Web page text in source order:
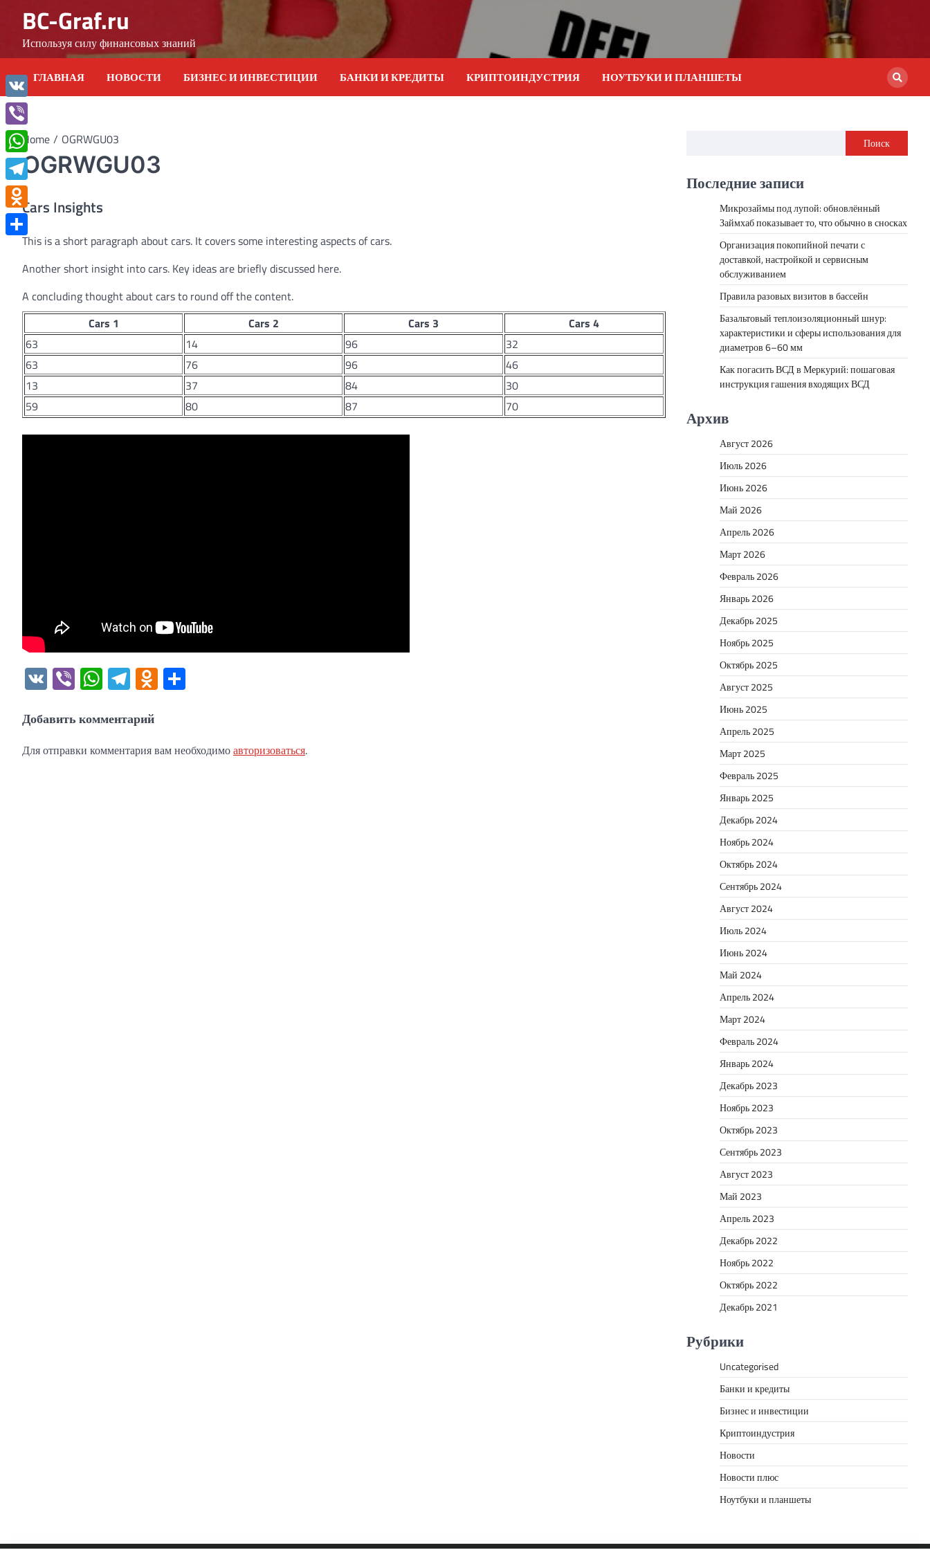
content
BC-Graf.ru
Используя силу финансовых знаний
ГЛАВНАЯ НОВОСТИ БИЗНЕС И ИНВЕСТИЦИИ БАНКИ И КРЕДИТЫ КРИПТОИНДУСТРИЯ НОУТБУКИ И ПЛАНШЕТЫ
Home OGRWGU03
OGRWGU03
Cars Insights
This is a short paragraph about cars. It covers some interesting aspects of cars.
Another short insight into cars. Key ideas are briefly discussed here.
A concluding thought about cars to round off the content.
Cars 1
Cars 2 Cars 3
Cars 4
63
14 96
32
63
76 96
46
13
37 84
30
59
80 87 70
VK ViberWhatsApp
Telegram
Odnoklassniki
Добавить комментарий
Для отправки комментария вам необходимоавторизоваться.
Поиск
Последние записи
Микрозаймы под лупой: обновлённый
Займхаб показывает то, что обычно в сносках
Организация покопийной печати с
доставкой, настройкой и сервисным
обслуживанием
Правила разовых визитов в бассейн
Базальтовый теплоизоляционный шнур:
характеристики и сферы использования для
диаметров 6–60 мм
Как погасить ВСД в Меркурий: пошаговая
инструкция гашения входящих ВСД
Архив
Август 2026
Июль 2026
Июнь 2026
Май 2026
Апрель 2026
Март 2026
Февраль 2026
Январь 2026
Декабрь 2025
Ноябрь 2025
Октябрь 2025
Август 2025
Июнь 2025
Апрель 2025
Март 2025
Февраль 2025
Январь 2025
Декабрь 2024
Ноябрь 2024
Октябрь 2024
Сентябрь 2024
Август 2024
Июль 2024
Июнь 2024
Май 2024
Апрель 2024
Март 2024
Февраль 2024
Январь 2024
Декабрь 2023
Ноябрь 2023
Октябрь 2023
Сентябрь 2023
Август 2023
Май 2023
Апрель 2023
Декабрь 2022
Ноябрь 2022
Октябрь 2022
Декабрь 2021
Рубрики
Uncategorised
Банки и кредиты
Бизнес и инвестиции
Криптоиндустрия
Новости
Новости плюс
Ноутбуки и планшеты
VK
Viber
WhatsApp
Telegram
Odnoklassniki
Отправить